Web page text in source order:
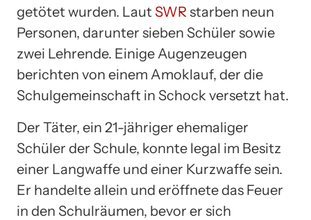
getötet wurden. Laut SWR starben neun
Personen, darunter sieben Schüler sowie
zwei Lehrende. Einige Augenzeugen
berichten von einem Amoklauf, der die
Schulgemeinschaft in Schock versetzt hat.
Der Täter, ein 21-jähriger ehemaliger
Schüler der Schule, konnte legal im Besitz
einer Langwaffe und einer Kurzwaffe sein.
Er handelte allein und eröffnete das Feuer
in den Schulräumen, bevor er sich